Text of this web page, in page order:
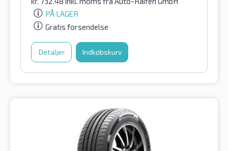
PÅ LAGER
Gratis forsendelse
Detaljer Indkøbskurv